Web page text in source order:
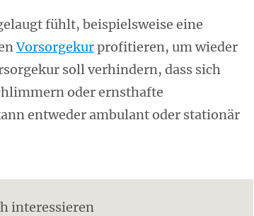
fühlt, beispielsweise eine
Vorsorgekurprofitieren, um wieder
soll verhindern, dass sich
oder ernsthafte
entweder ambulant oder stationär
interessieren